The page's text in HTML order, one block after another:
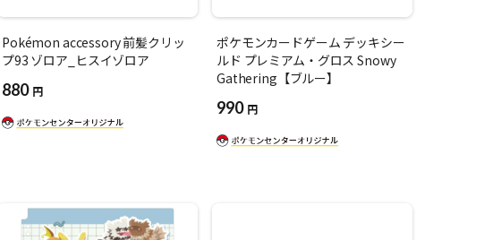
Pokémon accessory 前髪クリッ
プ93 ゾロア_ヒスイゾロア
880 円
ポケモンカードゲーム デッキシー
ルド プレミアム・グロス Snowy
Gathering【ブルー】
990 円